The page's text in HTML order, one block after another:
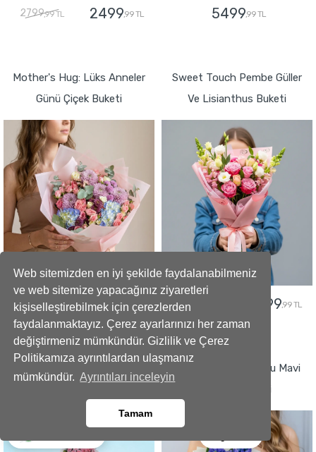
Web sitemizden en iyi şekilde faydalanabilmeniz
ve web sitemize yapacağınız ziyaretleri
kişiselleştirebilmek için çerezlerden
faydalanmaktayız. Çerez ayarlarınızı her zaman
değiştirmeniz mümkündür. Gizlilik ve Çerez
Politikamıza ayrıntılardan ulaşmanız
mümkündür. Ayrıntıları inceleyin
Tamam
2799,99 TL 2499,99 TL 5499,99 TL
Mother's Hug: Lüks Anneler
Günü Çiçek Buketi
5799,99 TL 5299,99 TL
GÖNDER
Sweet Touch Pembe Güller
Ve Lisianthus Buketi
2799 2499,99 TL
GÖNDER
Büyüleyici Anlar Açılış Çelengi
İmza Tasarımlı Kokulu Mavi
Sümbül Buketi